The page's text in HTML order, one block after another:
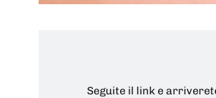
Seguite il link e